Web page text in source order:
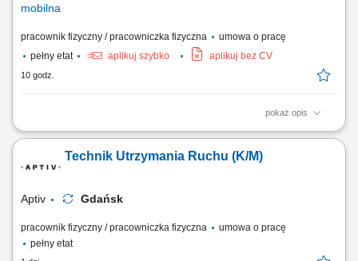
mobilna
pracownik fizyczny / pracowniczka fizyczna
umowa o pracę
pełny etat
aplikuj szybko aplikuj bez CV
10 godz.
pokaż opis
Serwisant / Serwisantka Mobilna Maszyn Budowlanych Miejsce pracy:
rekrutacja@liebherr.com lub Liebherr-Polska Sp. z o.o. ul.Hansa
Liebherra 8, 41-710 Ruda Śląska tel. 32 342 69 72 Dziękujemy za
Technik Utrzymania Ruchu (K/M)
Aptiv Gdańsk
pracownik fizyczny / pracowniczka fizyczna
umowa o pracę
pełny etat